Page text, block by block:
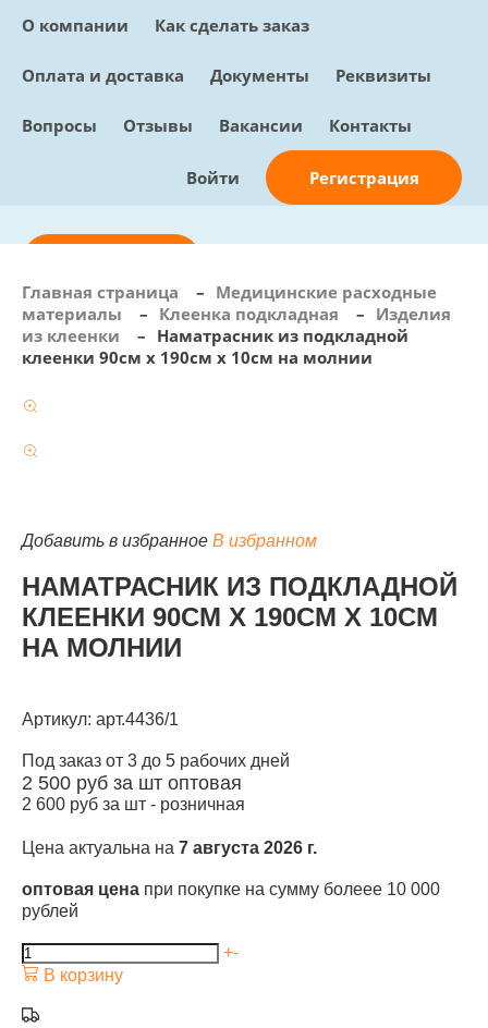
О компании Как сделать заказ
Оплата и доставка Документы Реквизиты
Вопросы Отзывы Вакансии Контакты
Войти Регистрация
info@sunmed.ru
Пн – Пт: с 10:00 - 18:00
КАТАЛОГ
Главная страница – Медицинские расходные
материалы
– Клеенка подкладная – Изделия
из клеенки
– Наматрасник из подкладной
клеенки 90см х 190см х 10см на молнии
Добавить в избранное В избранном
НАМАТРАСНИК ИЗ ПОДКЛАДНОЙ
КЛЕЕНКИ 90СМ Х 190СМ Х 10СМ
НА МОЛНИИ
Артикул: арт.4436/1
Под заказ от 3 до 5 рабочих дней
2 500 руб за шт оптовая
2 600 руб за шт - розничная
Цена актуальна на 7 августа 2026 г.
оптовая цена при покупке на сумму болеее 10 000
рублей
+-
В корзину